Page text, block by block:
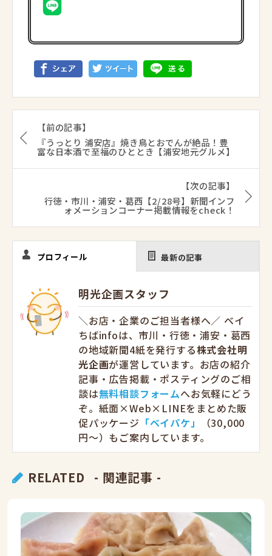
【前の記事】
『うっとり 浦安店』焼き鳥とおでんが絶品！豊
富な日本酒で至福のひととき【浦安地元グルメ】
【次の記事】
行徳・市川・浦安・葛西【2/28号】新聞インフ
ォメーションコーナー掲載情報をcheck！
プロフィール 最新の記事
明光企画スタッフ
＼お店・企業のご担当者様へ／ ベイ
ちばinfoは、市川・行徳・浦安・葛西
の地域新聞4紙を発行する株式会社明
光企画が運営しています。お店の紹介
記事・広告掲載・ポスティングのご相
談は無料相談フォームへお気軽にどう
ぞ。紙面×Web×LINEをまとめた販
促パッケージ 「ベイパケ」
（30,000
円〜）もご案内しています。
RELATED - 関連記事 -